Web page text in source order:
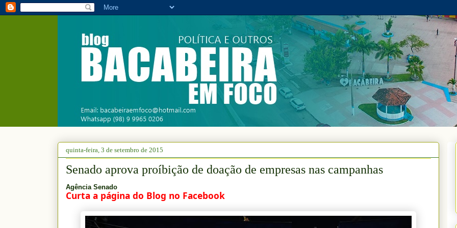
quinta-feira, 3 de setembro de 2015
Senado aprova proíbição de doação de empresas nas campanhas
Agência Senado
Curta a página do Blog no Facebook